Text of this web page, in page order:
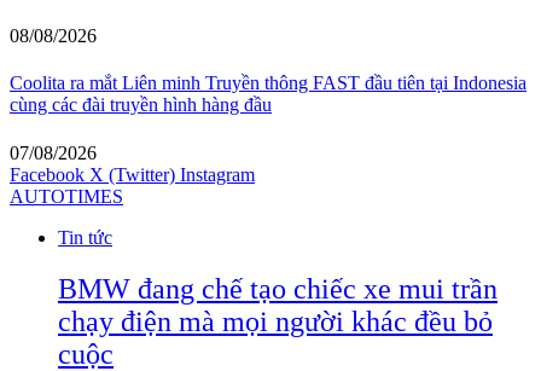
08/08/2026
Coolita ra mắt Liên minh Truyền thông FAST đầu tiên tại Indonesia
cùng các đài truyền hình hàng đầu
07/08/2026
Facebook X (Twitter) Instagram
AUTOTIMES
Tin tức
BMW đang chế tạo chiếc xe mui trần
chạy điện mà mọi người khác đều bỏ
cuộc